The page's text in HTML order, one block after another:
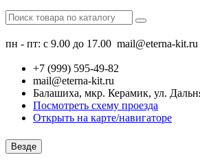
пн - пт: с 9.00 до 17.00 mail@eterna-kit.ru
+7 (999) 595-49-82
mail@eterna-kit.ru
Балашиха, мкр. Керамик, ул.
Посмотреть схему проезда
Открыть на карте/навигаторе
Везде